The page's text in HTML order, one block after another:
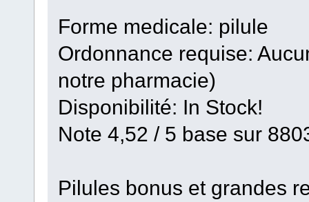
Forme medicale: pilule
Ordonnance requise:
notre pharmacie)
Disponibilité: In Stock!
Note 4,52 / 5 base sur
Pilules bonus et grandes